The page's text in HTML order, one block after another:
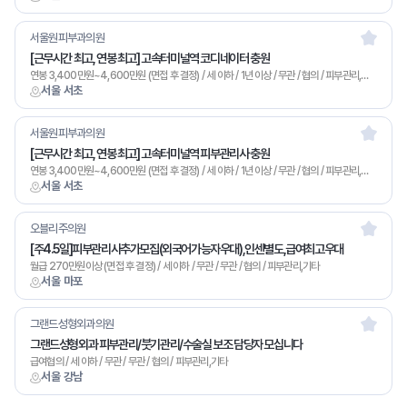
서울 서초
서울원피부과의원
[근무시간 최고, 연봉 최고] 고속터미널역 코디네이터 충원
연봉 3,400만원~4,600만원 (면접 후 결정) / 세 이하 / 1년 이상 / 무관 / 협의 / 피부관리,기타
서울 서초
서울원피부과의원
[근무시간 최고, 연봉 최고] 고속터미널역 피부관리사 충원
연봉 3,400만원~4,600만원 (면접 후 결정) / 세 이하 / 1년 이상 / 무관 / 협의 / 피부관리,기타
서울 마포
오블리주의원
[주4.5일]피부관리사추가모집(외국어가능자우대),인센별도,급여최고우대
월급 270만원이상 (면접 후 결정) / 세 이하 / 무관 / 무관 / 협의 / 피부관리,기타
서울 강남
그랜드성형외과의원
그랜드성형외과 피부관리/붓기관리/수술실 보조 담당자 모십니다
급여협의 / 세 이하 / 무관 / 무관 / 협의 / 피부관리,기타